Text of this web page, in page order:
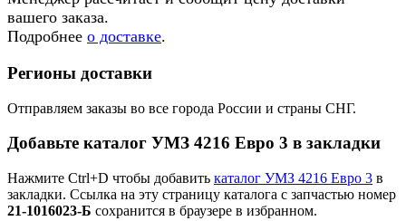
вашего заказа.
Подробнее о доставке.
Регионы доставки
Отправляем заказы во все города России и страны СНГ.
Добавьте каталог УМЗ 4216 Евро 3 в закладки
Нажмите Ctrl+D чтобы добавить каталог УМЗ 4216 Евро 3 в
закладки. Ссылка на эту страницу каталога с запчастью номер
21-1016023-Б сохранится в браузере в избранном.